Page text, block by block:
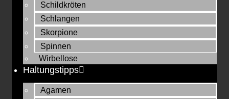
Schildkröten
Schlangen
Skorpione
Spinnen
Wirbellose
Haltungstipps
Agamen